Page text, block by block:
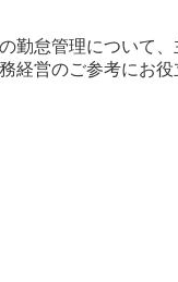
勤怠管理について、
経営のご参考にお役